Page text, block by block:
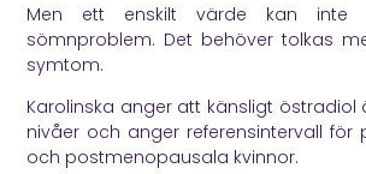
Men ett enskilt värde kan inte
sömnproblem. Det behöver tolkas
symtom.
Karolinska anger att känsligt östradiol
nivåer och anger referensintervall för
och postmenopausala kvinnor.